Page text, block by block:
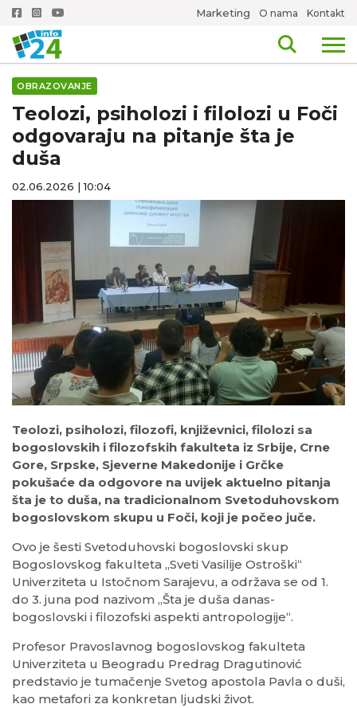
Marketing O nama Kontakt
OBRAZOVANJE
Teolozi, psiholozi i filolozi u Foči
odgovaraju na pitanje šta je
duša
02.06.2026 | 10:04
Teolozi, psiholozi, filozofi, književnici, filolozi sa
bogoslovskih i filozofskih fakulteta iz Srbije, Crne
Gore, Srpske, Sjeverne Makedonije i Grčke
pokušaće da odgovore na uvijek aktuelno pitanja
šta je to duša, na tradicionalnom Svetoduhovskom
bogoslovskom skupu u Foči, koji je počeo juče.
Ovo je šesti Svetoduhovski bogoslovski skup
Bogoslovskog fakulteta „Sveti Vasilije Ostroški“
Univerziteta u Istočnom Sarajevu, a održava se od 1.
do 3. juna pod nazivom „Šta je duša danas-
bogoslovski i filozofski aspekti antropologije“.
Profesor Pravoslavnog bogoslovskog fakulteta
Univerziteta u Beogradu Predrag Dragutinović
predstavio je tumačenje Svetog apostola Pavla o duši,
kao metafori za konkretan ljudski život.